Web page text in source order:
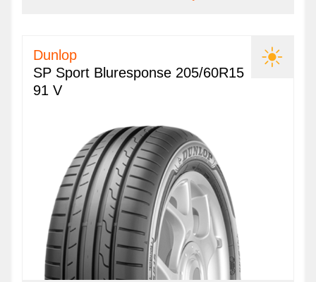
Dunlop
SP Sport Bluresponse 205/60R15
91 V